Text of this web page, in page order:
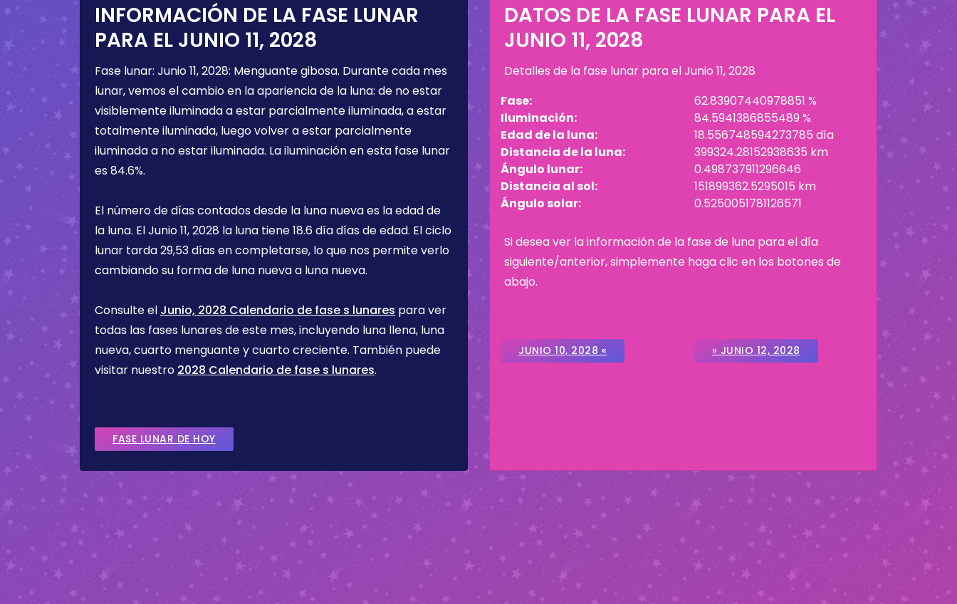
INFORMACIÓN DE LA FASE LUNAR
PARA EL JUNIO 11, 2028
Fase lunar: Junio 11, 2028: Menguante gibosa. Durante cada mes
lunar, vemos el cambio en la apariencia de la luna: de no estar
visiblemente iluminada a estar parcialmente iluminada, a estar
totalmente iluminada, luego volver a estar parcialmente
iluminada a no estar iluminada. La iluminación en esta fase lunar
es 84.6%.
El número de días contados desde la luna nueva es la edad de
la luna. ElJunio 11, 2028 la luna tiene18.6 díadías de edad. El ciclo
lunar tarda 29,53 días en completarse, lo que nos permite verlo
cambiando su forma de luna nueva a luna nueva.
Consulte el Junio, 2028 Calendario de fase s lunares para ver
todas las fases lunares de este mes, incluyendo luna llena, luna
nueva, cuarto menguante y cuarto creciente. También puede
visitar nuestro 2028 Calendario de fase s lunares.
FASE LUNAR DE HOY
DATOS DE LA FASE LUNAR PARA EL
JUNIO 11, 2028
Detalles de la fase lunar para elJunio 11, 2028
Fase:
62.83907440978851 %
Iluminación:
84.5941386855489 %
Edad de la luna:
18.556748594273785 día
Distancia de la luna:
399324.28152938635 km
Ángulo lunar:
0.498737911296646
Distancia al sol:
151899362.5295015 km
Ángulo solar:
0.5250051781126571
Si desea ver la información de la fase de luna para el día
siguiente/anterior, simplemente haga clic en los botones de
abajo.
JUNIO 10, 2028 « » JUNIO 12, 2028